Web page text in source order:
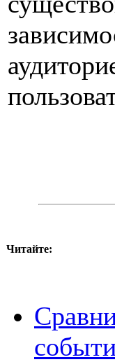
Читайте: